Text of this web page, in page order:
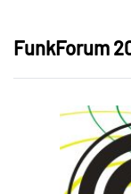
FunkForum